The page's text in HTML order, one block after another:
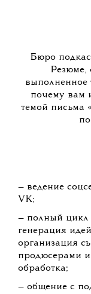
Бюро
Резюме,
выполненное
почему вам
темой письма
— ведение
VK;
— полный цикл
генерация
организация
продюсерами
обработка;
— общение с